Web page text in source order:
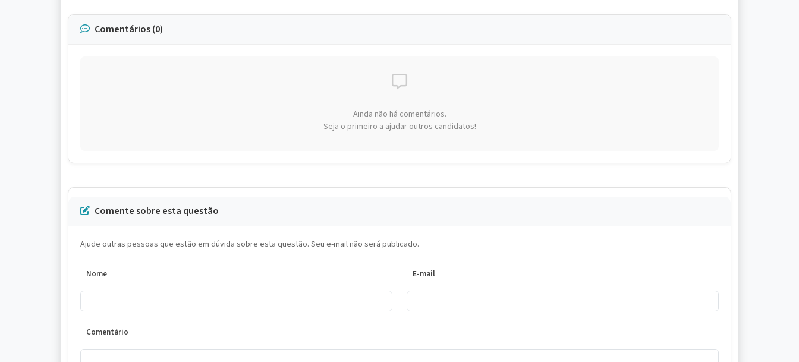
Comentários (0)
Ainda não há comentários.
Seja o primeiro a ajudar outros candidatos!
Comente sobre esta questão
Ajude outras pessoas que estão em dúvida sobre esta questão. Seu e-mail não será publicado.
Nome E-mail
Comentário